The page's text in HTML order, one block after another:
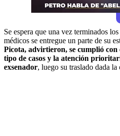
Se espera que una vez terminados
médicos se entregue un parte de su
Picota, advirtieron, se cumplió con
tipo de casos y la atención
exsenador, luego su traslado dada